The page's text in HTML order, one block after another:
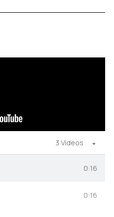
3 Videos
0:16
0:16